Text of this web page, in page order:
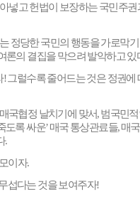
넣고 헌법이 보장하는 국민주
정당한 국민의 행동을 가로막
론의 결집을 막으려 발악하고 있
!그럴수록 줄어드는 것은 정권에
국협정 날치기에 맞서,범국민
도록 싸운’매국 통상관료들,매
.
이자.
섭다는 것을 보여주자!